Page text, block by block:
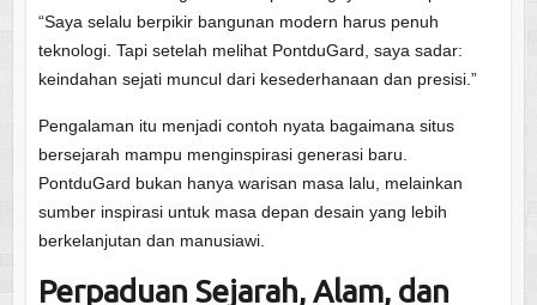
“Saya selalu berpikir bangunan modern harus penuh
teknologi. Tapi setelah melihat PontduGard, saya sadar:
keindahan sejati muncul dari kesederhanaan dan presisi.”
Pengalaman itu menjadi contoh nyata bagaimana situs
bersejarah mampu menginspirasi generasi baru.
PontduGard bukan hanya warisan masa lalu, melainkan
sumber inspirasi untuk masa depan desain yang lebih
berkelanjutan dan manusiawi.
Perpaduan Sejarah, Alam, dan